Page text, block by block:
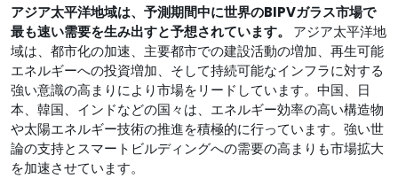
アジア太平洋地域は、予測期間中に世界のBIPVガラス市場で
最も速い需要を生み出すと予想されています。 アジア太平洋地
域は、都市化の加速、主要都市での建設活動の増加、再生可能
エネルギーへの投資増加、そして持続可能なインフラに対する
強い意識の高まりにより市場をリードしています。中国、日
本、韓国、インドなどの国々は、エネルギー効率の高い構造物
や太陽エネルギー技術の推進を積極的に行っています。強い世
論の支持とスマートビルディングへの需要の高まりも市場拡大
を加速させています。